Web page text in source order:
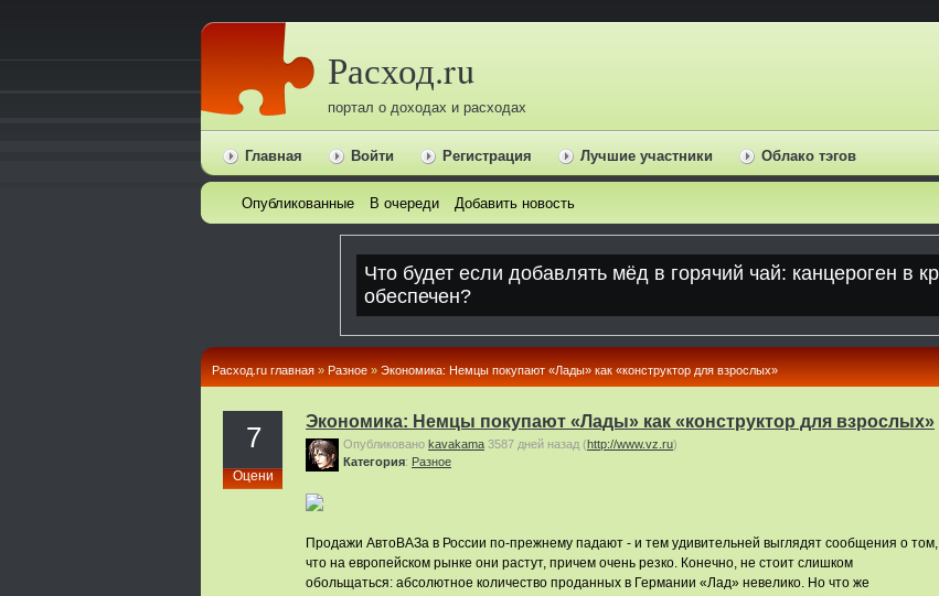
Расход.ru
портал о доходах и расходах
Главная Войти Регистрация Лучшие участники Облако тэгов
Опубликованные В очереди Добавить новость
Расход.ru главная » Pазное » Экономика: Немцы покупают «Лады» как «конструктор для взрослых»
7
Оцени
Экономика: Немцы покупают «Лады» как «конструктор для взрослых»
Опубликовано kavakama 3587 дней назад (http://www.vz.ru)
Категория: Pазное
Продажи АвтоВАЗа в России по-прежнему падают - и тем удивительней выглядят сообщения о том,
что на европейском рынке они растут, причем очень резко. Конечно, не стоит слишком
обольщаться: абсолютное количество проданных в Германии «Лад» невелико. Но что же